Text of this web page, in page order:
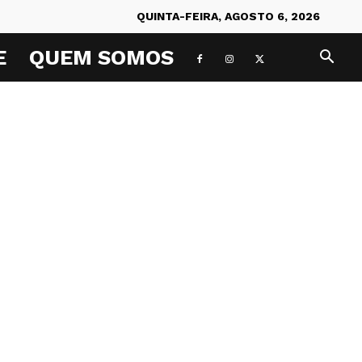
QUINTA-FEIRA, AGOSTO 6, 2026
QUEM SOMOS